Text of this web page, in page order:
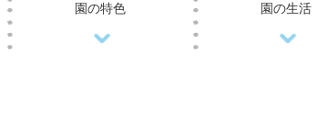
園の特色 園の生活